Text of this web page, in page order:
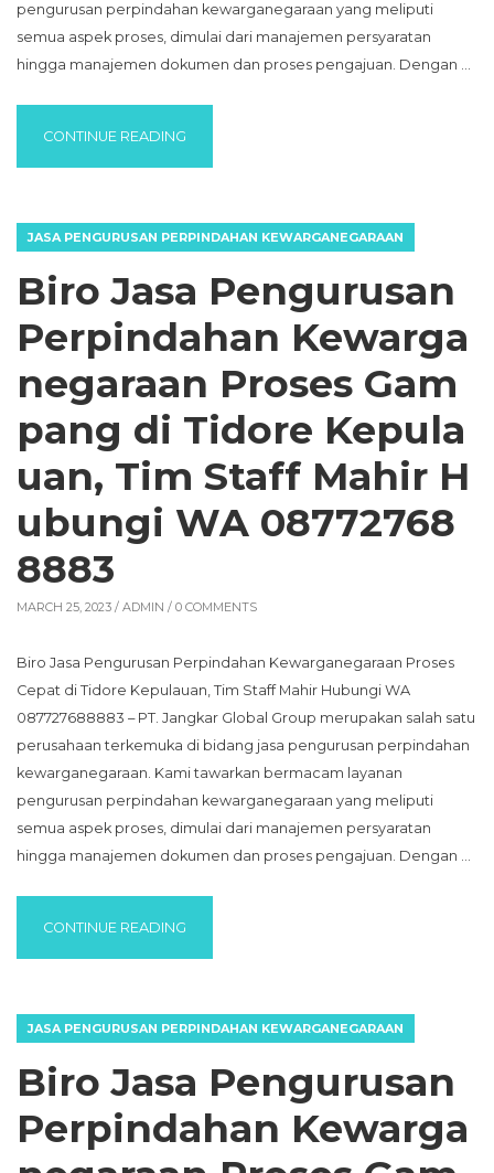
pengurusan perpindahan kewarganegaraan yang meliputi
semua aspek proses, dimulai dari manajemen persyaratan
hingga manajemen dokumen dan proses pengajuan. Dengan …
CONTINUE READING
JASA PENGURUSAN PERPINDAHAN KEWARGANEGARAAN
Biro Jasa Pengurusan
Perpindahan Kewarga
negaraan Proses Gam
pang di Tidore Kepula
uan, Tim Staff Mahir H
ubungi WA 08772768
8883
MARCH 25, 2023 / ADMIN / 0 COMMENTS
Biro Jasa Pengurusan Perpindahan Kewarganegaraan Proses
Cepat di Tidore Kepulauan, Tim Staff Mahir Hubungi WA
087727688883 – PT. Jangkar Global Group merupakan salah satu
perusahaan terkemuka di bidang jasa pengurusan perpindahan
kewarganegaraan. Kami tawarkan bermacam layanan
pengurusan perpindahan kewarganegaraan yang meliputi
semua aspek proses, dimulai dari manajemen persyaratan
hingga manajemen dokumen dan proses pengajuan. Dengan …
CONTINUE READING
JASA PENGURUSAN PERPINDAHAN KEWARGANEGARAAN
Biro Jasa Pengurusan
Perpindahan Kewarga